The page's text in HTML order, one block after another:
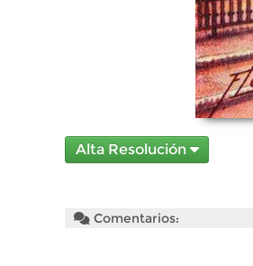
Alta Resolución
Comentarios: